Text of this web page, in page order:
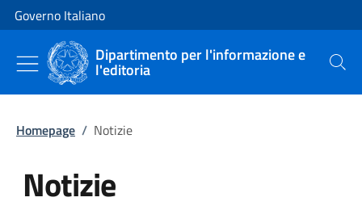
Vai al contenuto
Vai alla navigazione del sito
Governo Italiano
Dipartimento per l'informazione e
l'editoria Cerca
Homepage / Notizie
Notizie